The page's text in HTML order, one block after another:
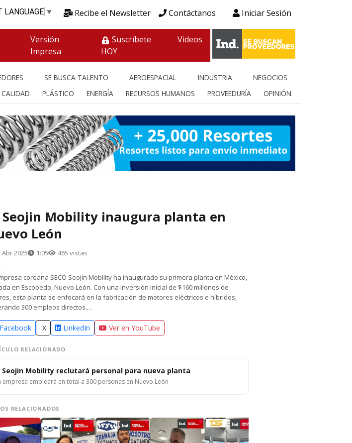
LANGUAGE ▼ Recibe el Newsletter Contáctanos Iniciar Sesión
Versión
Impresa
Suscríbete
HOY
Videos
SE BUSCA TALENTO AEROESPACIAL INDUSTRIA
NEGOCIOS
PLÁSTICO ENERGÍA RECURSOS HUMANOS PROVEEDURÍA OPINIÓN
Seojin Mobility inaugura planta en
León
Abr 2025 1:05 465 vistas
coreana SECO Seojin Mobility ha inaugurado su primera planta en México,
en Escobedo, Nuevo León. Con una inversión inicial de $160 millones de
esta planta se enfocará en la fabricación de motores eléctricos e híbridos,
300 empleos directos.​…
Facebook X LinkedIn Ver en YouTube
RELACIONADO
Seojin Mobility reclutará personal para nueva planta
empresa empleará en total a 300 personas en Nuevo León
RELACIONADOS